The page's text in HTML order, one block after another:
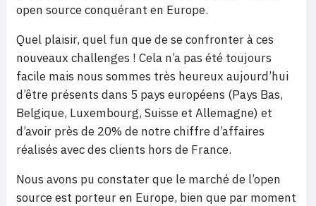
open source conquérant en Europe.
Quel plaisir, quel fun que de se confronter à ces
nouveaux challenges ! Cela n’a pas été toujours
facile mais nous sommes très heureux aujourd’hui
d’être présents dans 5 pays européens (Pays Bas,
Belgique, Luxembourg, Suisse et Allemagne) et
d’avoir près de 20% de notre chiffre d’affaires
réalisés avec des clients hors de France.
Nous avons pu constater que le marché de l’open
source est porteur en Europe, bien que par moment